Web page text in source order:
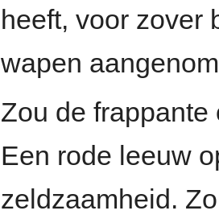
heeft, voor zover
wapen
Zou de
Een rode leeuw
zeldzaamheid.